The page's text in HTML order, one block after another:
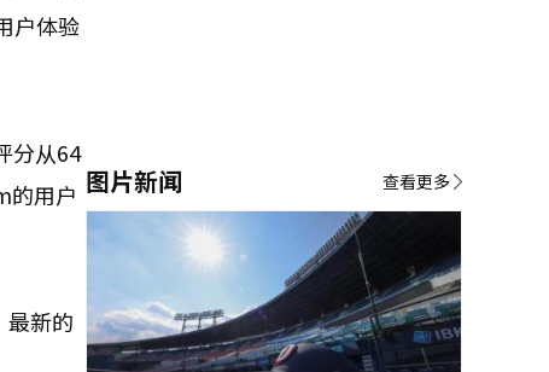
户体验
分从64
的用户
最新的
图片新闻 查看更多